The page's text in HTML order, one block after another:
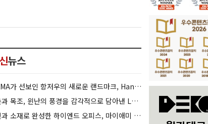
뉴스
가 선보인 항저우의 새로운 랜드마크, Hangzhou Prism
목조, 윈난의 풍경을 감각적으로 담아낸 Lan Bistro Yunnan Restaurant
소재로 완성한 하이엔드 오피스, 마이애미 830 Brickell